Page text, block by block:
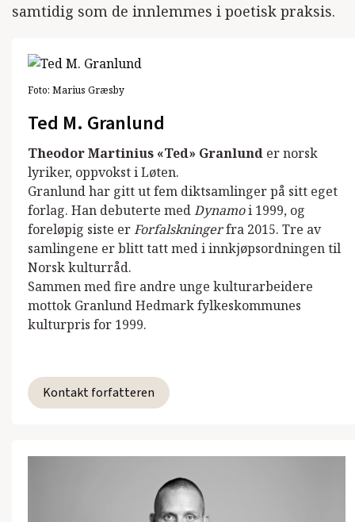
samtidig som de innlemmes i poetisk praksis.
Foto: Marius Græsby
Ted M. Granlund
Theodor Martinius «Ted» Granlund er norsk
lyriker, oppvokst i Løten.
Granlund har gitt ut fem diktsamlinger på sitt eget
forlag. Han debuterte medDynamoi 1999, og
foreløpig siste erForfalskningerfra 2015. Tre av
samlingene er blitt tatt med i innkjøpsordningen til
Norsk kulturråd.
Sammen med fire andre unge kulturarbeidere
mottok Granlund Hedmark fylkeskommunes
kulturpris for 1999.
Kontakt forfatteren